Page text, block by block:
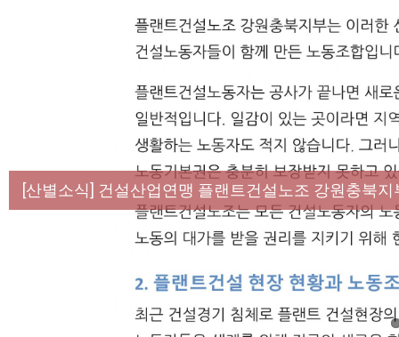
[성명] 막을 수 있었던 죽음, HL만도가 책임져라 : 청
[산별소식] 건설산업연맹 플랜트건설노조 강원충북지
[강릉,속초,원주,춘천] 폭염감시단 사업 이모저모
[조합원☆인터뷰] 서비스연맹 전국학교비정규직노동
[본부소식] 강원지역 노동자 합창단 모임